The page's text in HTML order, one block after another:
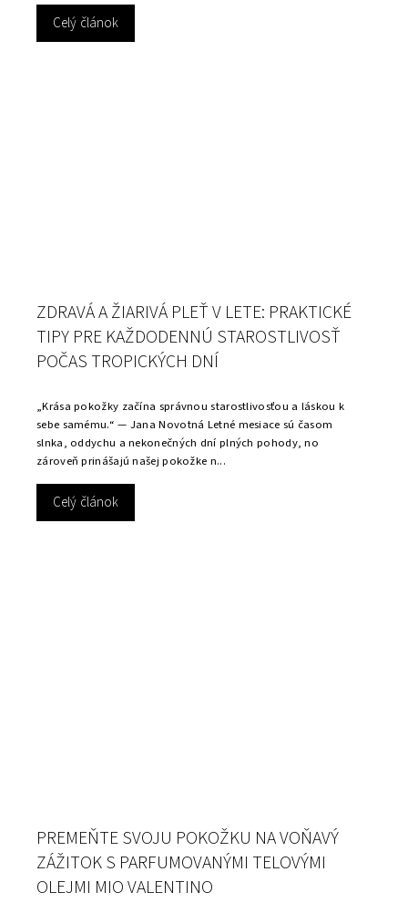
Celý článok
ZDRAVÁ A ŽIARIVÁ PLEŤ V LETE: PRAKTICKÉ
TIPY PRE KAŽDODENNÚ STAROSTLIVOSŤ
POČAS TROPICKÝCH DNÍ
„Krása pokožky začína správnou starostlivosťou a láskou k
sebe samému.“ — Jana Novotná Letné mesiace sú časom
slnka, oddychu a nekonečných dní plných pohody, no
zároveň prinášajú našej pokožke n...
Celý článok
PREMEŇTE SVOJU POKOŽKU NA VOŇAVÝ
ZÁŽITOK S PARFUMOVANÝMI TELOVÝMI
OLEJMI MIO VALENTINO